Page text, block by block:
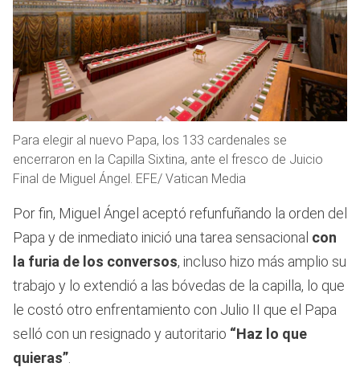
Para elegir al nuevo Papa, los 133 cardenales se
encerraron en la Capilla Sixtina, ante el fresco de Juicio
Final de Miguel Ángel. EFE/ Vatican Media
Por fin, Miguel Ángel aceptó refunfuñando la orden del
Papa y de inmediato inició una tarea sensacional con
la furia de los conversos, incluso hizo más amplio su
trabajo y lo extendió a las bóvedas de la capilla, lo que
le costó otro enfrentamiento con Julio II que el Papa
selló con un resignado y autoritario “Haz lo que
quieras”